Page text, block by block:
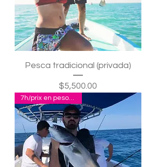
Pesca tradicional (privada)
Precio
$5,500.00
7h/prix en pesos pour 4